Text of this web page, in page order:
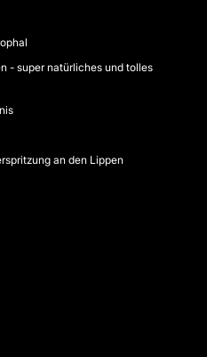
- super natürliches und tolles
an den Lippen